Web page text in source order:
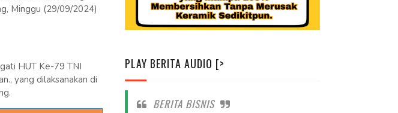
Minggu (29/09/2024)
HUT Ke-79 TNI
yang dilaksanakan di
PLAY BERITA AUDIO [>
BERITA BISNIS